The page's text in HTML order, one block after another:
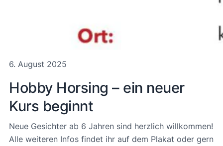
6. August 2025
Hobby Horsing – ein neuer
Kurs beginnt
Neue Gesichter ab 6 Jahren sind herzlich willkommen!
Alle weiteren Infos findet ihr auf dem Plakat oder gern